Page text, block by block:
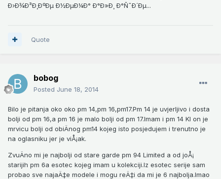
Ð›Ð¾Ð³Ð¸ÐºÐµ Ð½ÐµÐ¼Ð° Ð°Ð»Ð¸ Ð°Ñ˜Ð´Ðµ...
Quote
bobog
Posted June 18, 2014
Bilo je pitanja oko oko pm 14,pm 16,pm17.Pm 14 je uvjerljivo i dosta
bolji od pm 16,a pm 16 je malo bolji od pm 17.Imam i pm 14 KI on je
mrvicu bolji od obiÄnog pm14 kojeg isto posjedujem i trenutno je
na oglasniku jer je viÅ¡ak.
ZvuÄno mi je najbolji od stare garde pm 94 Limited a od joÅ¡
starijih pm 6a esotec kojeg imam u kolekciji.Iz esotec serije sam
probao sve najaÄ‡e modele i mogu reÄ‡i da mi je 6 najbolja.Imao